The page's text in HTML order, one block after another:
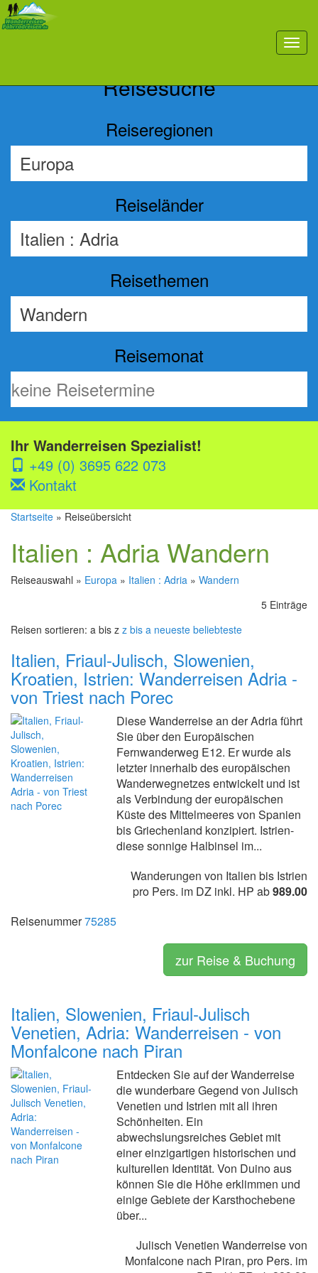
toggle
Reisesuche
Reiseregionen
Reiseländer
Reisethemen
Reisemonat
Ihr Wanderreisen Spezialist!
+49 (0) 3695 622 073
Kontakt
Startseite » Reiseübersicht
Italien : Adria Wandern
Reiseauswahl » Europa » Italien : Adria » Wandern
5 Einträge
Reisen sortieren: a bis z z bis a neueste beliebteste
Italien, Friaul-Julisch, Slowenien,
Kroatien, Istrien: Wanderreisen Adria -
von Triest nach Porec
Diese Wanderreise an der Adria führt
Sie über den Europäischen
Fernwanderweg E12. Er wurde als
letzter innerhalb des europäischen
Wanderwegnetzes entwickelt und ist
als Verbindung der europäischen
Küste des Mittelmeeres von Spanien
bis Griechenland konzipiert. Istrien-
diese sonnige Halbinsel im...
Wanderungen von Italien bis Istrien
pro Pers. im DZ inkl. HP ab989.00
Reisenummer75285
zur Reise & Buchung
Italien, Slowenien, Friaul-Julisch
Venetien, Adria: Wanderreisen - von
Monfalcone nach Piran
Entdecken Sie auf der Wanderreise
die wunderbare Gegend von Julisch
Venetien und Istrien mit all ihren
Schönheiten. Ein
abwechslungsreiches Gebiet mit
einer einzigartigen historischen und
kulturellen Identität. Von Duino aus
können Sie die Höhe erklimmen und
einige Gebiete der Karsthochebene
über...
Julisch Venetien Wanderreise von
Monfalcone nach Piran, pro Pers. im